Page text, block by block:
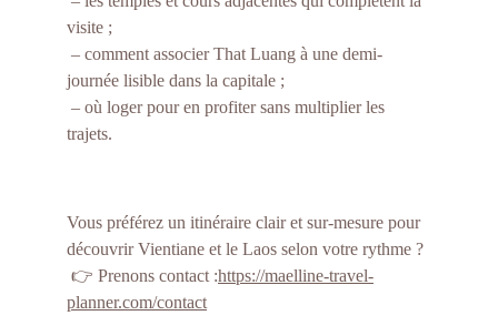
visite ;
journée lisible dans la capitale ;
trajets.
Vous préférez un itinéraire clair et sur-mesure pour
découvrir Vientiane et le Laos selon votre rythme ?
👉 Prenons contact :https://maelline-travel-
planner.com/contact